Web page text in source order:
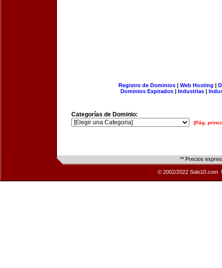
Registro de Dominios| Web Hosting |
Dominios Expirados | Industrias |
Categorías de Dominio:
[Pág.
** Precios
© 2002/2022 Solo10.com